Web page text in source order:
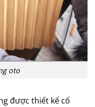
oto
được thiết kế cố